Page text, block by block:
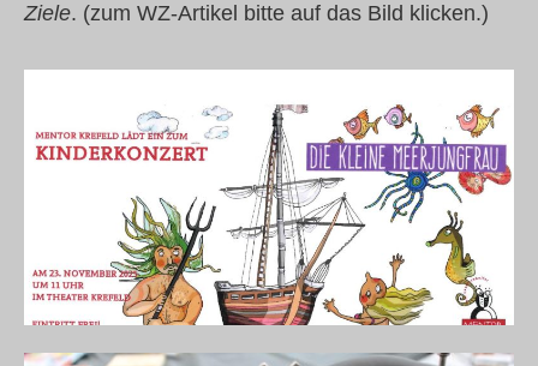
Ziele. (zum WZ-Artikel bitte auf das Bild klicken.)